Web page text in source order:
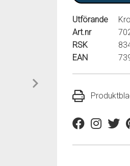
Utförande
Art.nr
RSK
EAN
FacebookInstagram